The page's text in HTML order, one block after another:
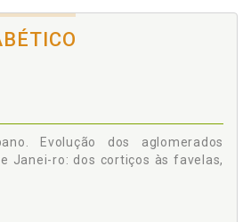
nas Áreas de Exclusão Social na
p. 85
dos aglomerados urbanos no Rio de
superfície na experiência jurídico-
p. 114
do direito de superfície no
p. 119
Evolução dos aglomerados
Janei-ro: dos cortiços às favelas,